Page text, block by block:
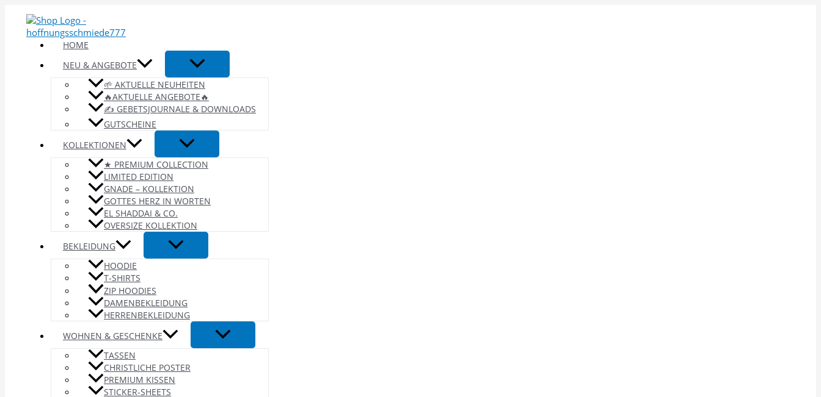
Inhalt
springen
HOME
NEU & ANGEBOTE
🌱 AKTUELLE NEUHEITEN
🔥AKTUELLE ANGEBOTE🔥
✍️ GEBETSJOURNALE & DOWNLOADS
GUTSCHEINE
KOLLEKTIONEN
★ PREMIUM COLLECTION
LIMITED EDITION
GNADE – KOLLEKTION
GOTTES HERZ IN WORTEN
EL SHADDAI & CO.
OVERSIZE KOLLEKTION
BEKLEIDUNG
HOODIE
T-SHIRTS
ZIP HOODIES
DAMENBEKLEIDUNG
HERRENBEKLEIDUNG
WOHNEN & GESCHENKE
TASSEN
CHRISTLICHE POSTER
PREMIUM KISSEN
STICKER-SHEETS